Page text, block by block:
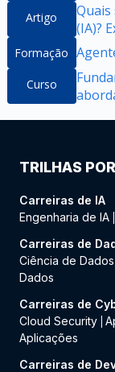
Artigo
(IA)?
Formação
Curso
TRILHAS
Carreiras de IA
Engenharia de IA
Carreiras de
Ciência de Dados
Dados
Carreiras de
Cloud Security
Aplicações
Carreiras de